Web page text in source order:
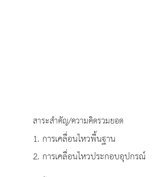
สาระสำคัญ/ความคิดรวมยอด
1. การเคลื่อนไหวพื้นฐาน
2. การเคลื่อนไหวประกอบอุปกรณ์